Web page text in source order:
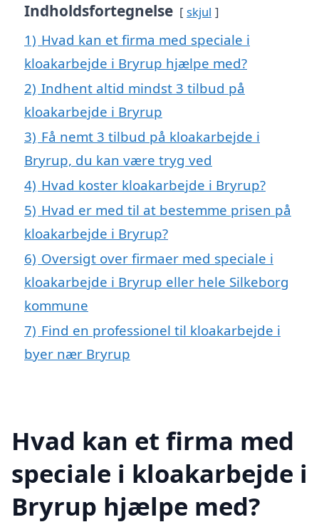
Indholdsfortegnelse skjul
1) Hvad kan et firma med speciale i
kloakarbejde i Bryrup hjælpe med?
2) Indhent altid mindst 3 tilbud på
kloakarbejde i Bryrup
3) Få nemt 3 tilbud på kloakarbejde i
Bryrup, du kan være tryg ved
4) Hvad koster kloakarbejde i Bryrup?
5) Hvad er med til at bestemme prisen på
kloakarbejde i Bryrup?
6) Oversigt over firmaer med speciale i
kloakarbejde i Bryrup eller hele Silkeborg
kommune
7) Find en professionel til kloakarbejde i
byer nær Bryrup
Hvad kan et firma med
speciale i kloakarbejde i
Bryrup hjælpe med?